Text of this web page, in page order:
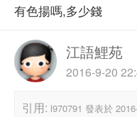
有色揚嗎,多少錢
江語鯉苑
2016-9-20
引用: l970791 發表於